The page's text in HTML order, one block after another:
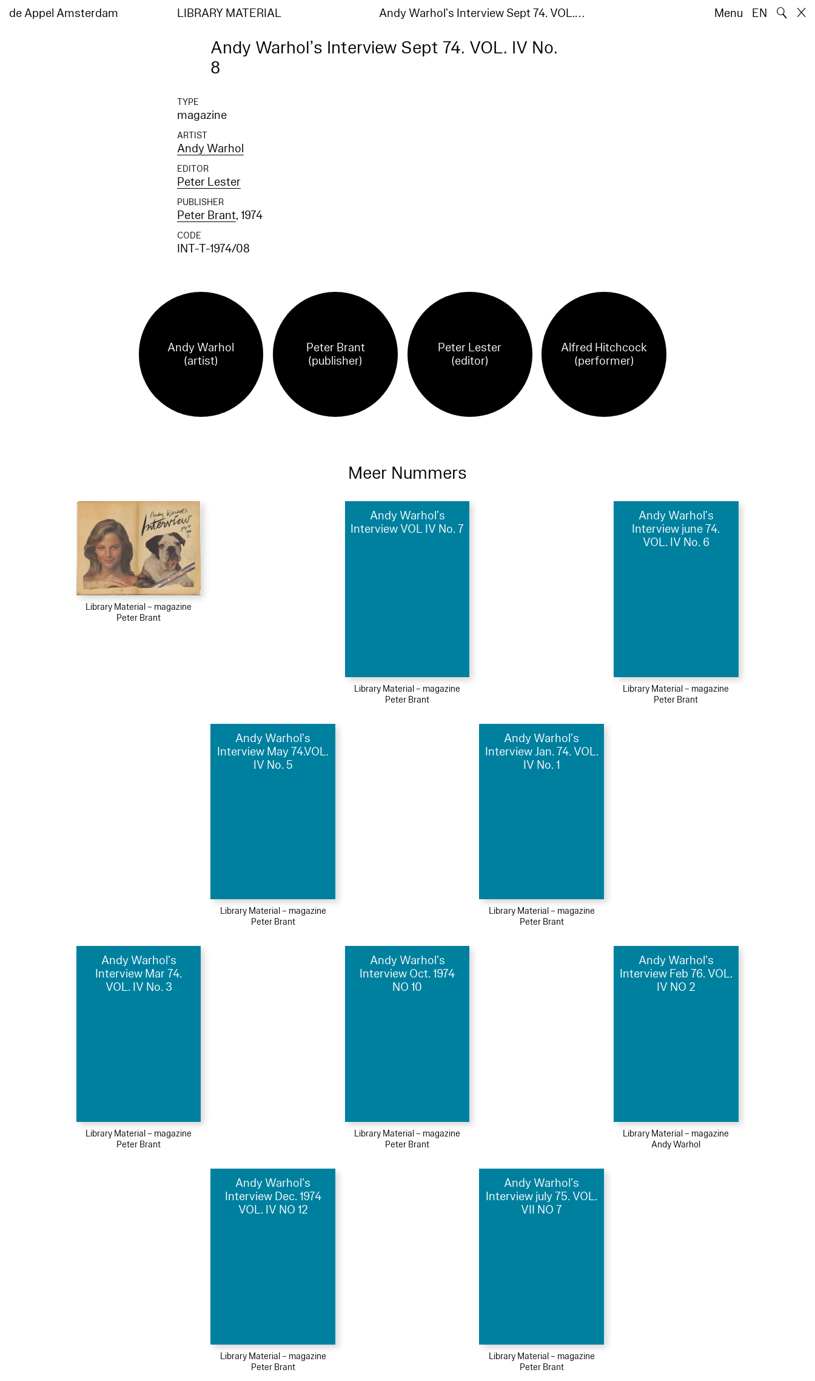
de Appel Amsterdam LIBRARY MATERIAL Andy Warhol’s Interview Sept 74. VOL.… Menu EN 🔍
Andy Warhol’s Interview Sept 74. VOL. IV No.
8
TYPE
magazine
ARTIST
Andy Warhol
EDITOR
Peter Lester
PUBLISHER
Peter Brant, 1974
CODE
INT-T-1974/08
Andy Warhol
(artist)
Peter Brant
(publisher)
Peter Lester
(editor)
Alfred Hitchcock
(performer)
Meer Nummers
Library Material – magazine
Peter Brant
Andy Warhol’s
Interview VOL IV No. 7
Library Material – magazine
Peter Brant
Andy Warhol’s
Interview june 74.
VOL. IV No. 6
Library Material – magazine
Peter Brant
Andy Warhol’s
Interview May 74.VOL.
IV No. 5
Library Material – magazine
Peter Brant
Andy Warhol’s
Interview Jan. 74. VOL.
IV No. 1
Library Material – magazine
Peter Brant
Andy Warhol’s
Interview Mar 74.
VOL. IV No. 3
Library Material – magazine
Peter Brant
Andy Warhol’s
Interview Oct. 1974
NO 10
Library Material – magazine
Peter Brant
Andy Warhol’s
Interview Feb 76. VOL.
IV NO 2
Library Material – magazine
Andy Warhol
Andy Warhol’s
Interview Dec. 1974
VOL. IV NO 12
Library Material – magazine
Peter Brant
Andy Warhol’s
Interview july 75. VOL.
VII NO 7
Library Material – magazine
Peter Brant